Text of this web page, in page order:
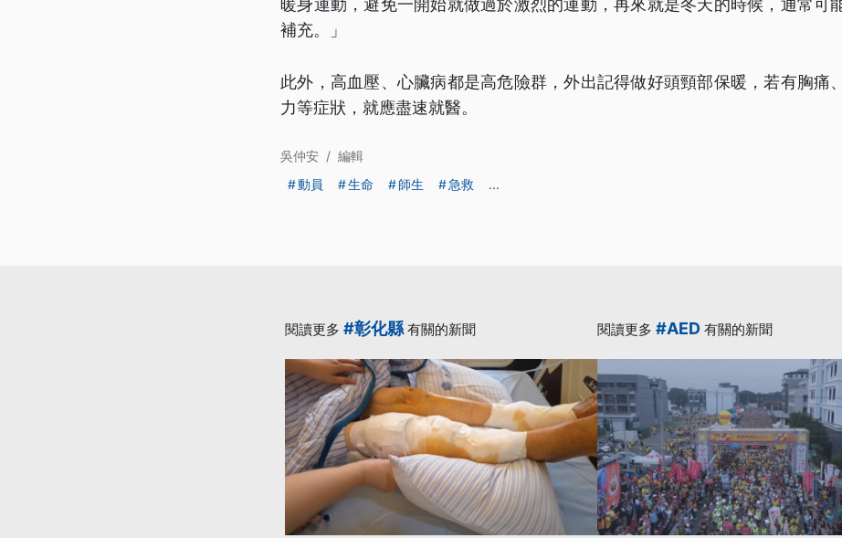
暖身運動，避免一開始就做過於激烈的運動，再來就是冬天的時候，通常可
補充。」
此外，高血壓、心臟病都是高危險群，外出記得做好頭頸部保暖，若有胸痛
力等症狀，就應盡速就醫。
吳仲安 / 編輯
動員
生命 師生 急救 ...
閱讀更多 #彰化縣有關的新聞 閱讀更多 #AED 有關的新聞